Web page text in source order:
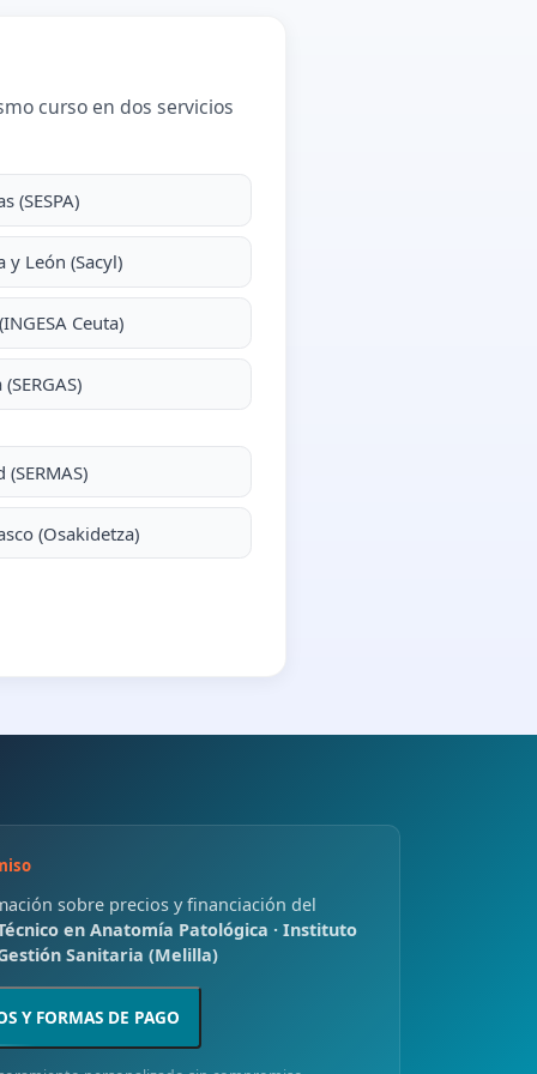
curso en dos servicios
(SESPA)
y León (Sacyl)
Ceuta)
(Osakidetza)
sobre precios y financiación del
en Anatomía Patológica · Instituto
Sanitaria (Melilla)
Y FORMAS DE PAGO